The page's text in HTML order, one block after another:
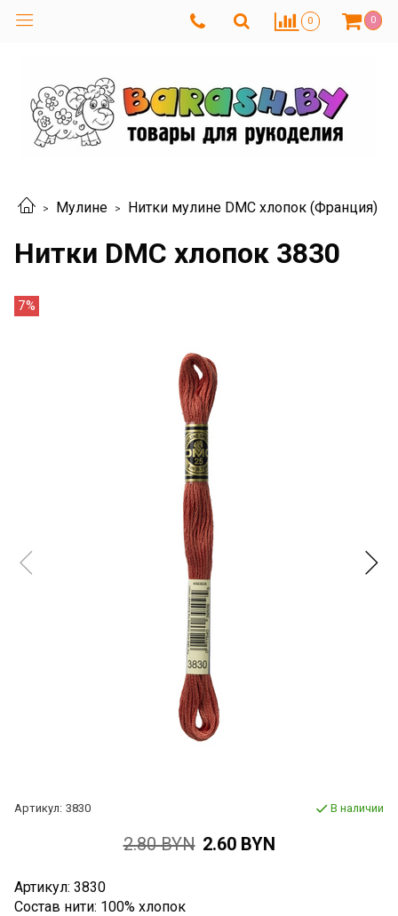
0 0
Мулине Нитки мулине DMC хлопок (Франция)
Нитки DMC хлопок 3830
7%
Артикул: 3830 В наличии
2.80 BYN 2.60 BYN
Артикул: 3830
Состав нити: 100% хлопок